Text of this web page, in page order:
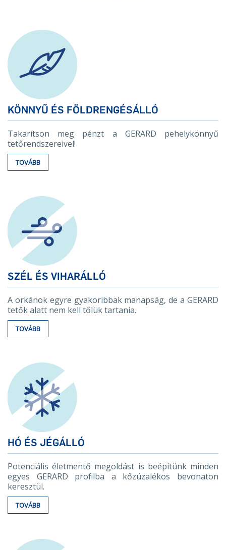
KÖNNYŰ ÉS FÖLDRENGÉSÁLLÓ
Takarítson meg pénzt a GERARD pehelykönnyű
tetőrendszereivel!
TOVÁBB
SZÉL ÉS VIHARÁLLÓ
A orkánok egyre gyakoribbak manapság, de a GERARD
tetők alatt nem kell tőlük tartania.
TOVÁBB
HÓ ÉS JÉGÁLLÓ
Potenciális életmentő megoldást is beépítünk minden
egyes GERARD profilba a kőzúzalékos bevonaton
keresztül.
TOVÁBB